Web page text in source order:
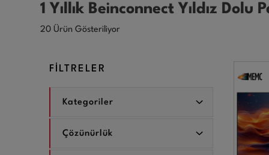
1 Yıllık Beinconnect Yıldız Dolu
20 Ürün Gösteriliyor
FİLTRELER
Kategoriler
Çözünürlük